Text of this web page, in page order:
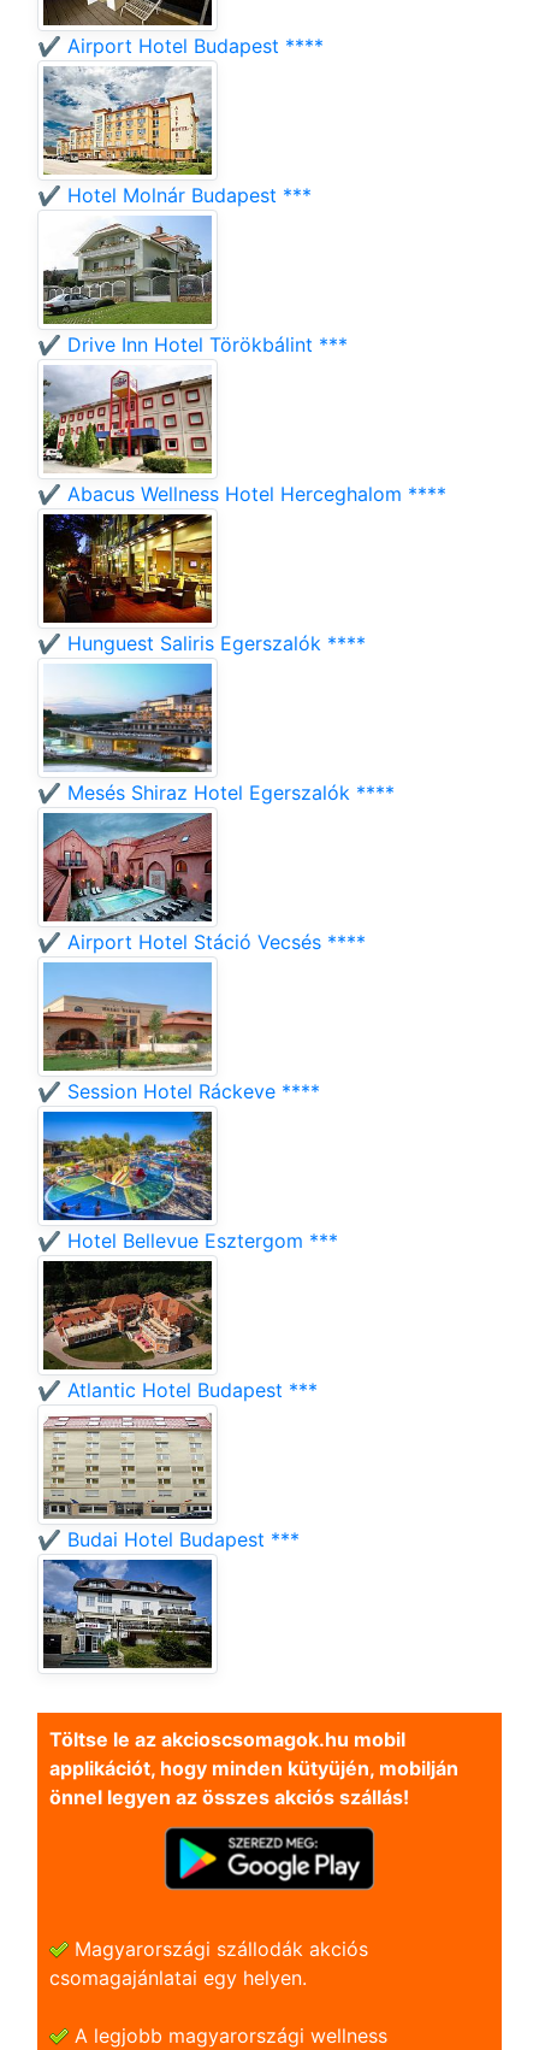
✔️ Airport Hotel Budapest ****
✔️ Hotel Molnár Budapest ***
✔️ Drive Inn Hotel Törökbálint ***
✔️ Abacus Wellness Hotel Herceghalom ****
✔️ Hunguest Saliris Egerszalók ****
✔️ Mesés Shiraz Hotel Egerszalók ****
✔️ Airport Hotel Stáció Vecsés ****
✔️ Session Hotel Ráckeve ****
✔️ Hotel Bellevue Esztergom ***
✔️ Atlantic Hotel Budapest ***
✔️ Budai Hotel Budapest ***
Töltse le az akcioscsomagok.hu mobil
applikációt, hogy minden kütyüjén, mobilján
önnel legyen az összes akciós szállás!
Magyarországi szállodák akciós
csomagajánlatai egy helyen.
A legjobb magyarországi wellness